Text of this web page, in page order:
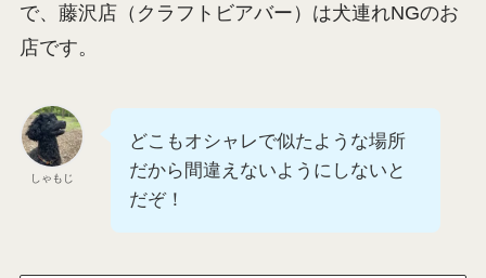
で、藤沢店（クラフトビアバー）は犬連れNGのお
店です。
しゃもじ
どこもオシャレで似たような場所
だから間違えないようにしないと
だぞ！